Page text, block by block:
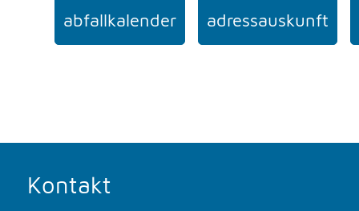
abfallkalender adressauskunft
Kontakt